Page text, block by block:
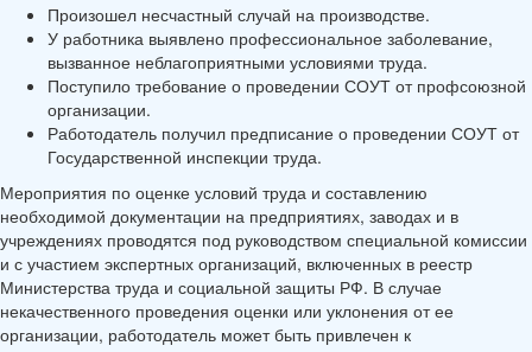
Произошел несчастный случай на производстве.
У работника выявлено профессиональное заболевание,
вызванное неблагоприятными условиями труда.
Поступило требование о проведении СОУТ от профсоюзной
организации.
Работодатель получил предписание о проведении СОУТ от
Государственной инспекции труда.
Мероприятия по оценке условий труда и составлению
необходимой документации на предприятиях, заводах и в
учреждениях проводятся под руководством специальной комиссии
и с участием экспертных организаций, включенных в реестр
Министерства труда и социальной защиты РФ. В случае
некачественного проведения оценки или уклонения от ее
организации, работодатель может быть привлечен к